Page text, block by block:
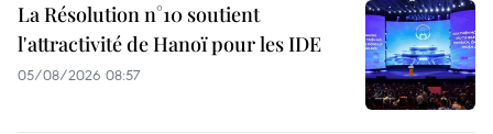
La Résolution n°10 soutient
l'attractivité de Hanoï pour les IDE
05/08/2026 08:57